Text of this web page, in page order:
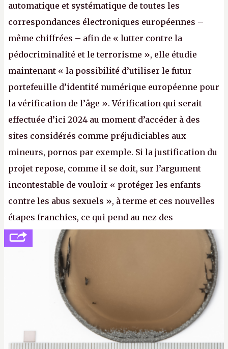
automatique et systématique de toutes les
correspondances électroniques européennes –
même chiffrées – afin de « lutter contre la
pédocriminalité et le terrorisme », elle étudie
maintenant « la possibilité d’utiliser le futur
portefeuille d’identité numérique européenne pour
la vérification de l’âge ». Vérification qui serait
effectuée d’ici 2024 au moment d’accéder à des
sites considérés comme préjudiciables aux
mineurs, pornos par exemple. Si la justification du
projet repose, comme il se doit, sur l’argument
incontestable de vouloir « protéger les enfants
contre les abus sexuels », à terme et ces nouvelles
étapes franchies, ce qui pend au nez des
internautes est à n'en point douter la mise en place
de l’identification obligatoire pour se connecter au
http://cpc.cx/AH432N1
- Crédit photo : Pexels -